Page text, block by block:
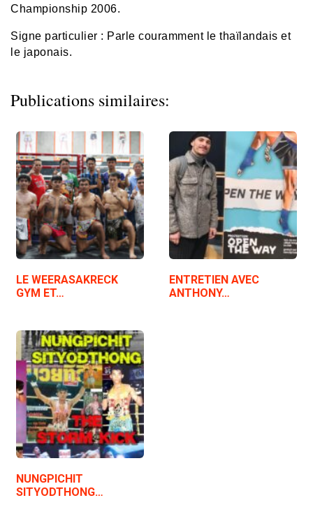
Championship 2006.
Signe particulier : Parle couramment le thaïlandais et
le japonais.
Publications similaires:
LE WEERASAKRECK
GYM ET…
ENTRETIEN AVEC
ANTHONY…
NUNGPICHIT
SITYODTHONG…